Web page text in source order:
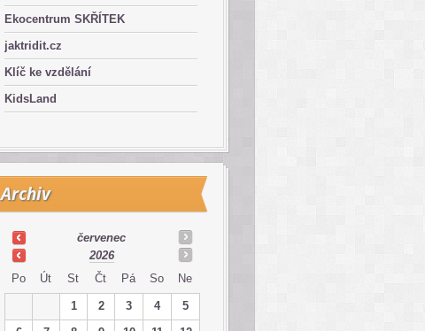
Ekocentrum SKŘÍTEK
jaktridit.cz
Klíč ke vzdělání
KidsLand
Archiv
červenec
2026
Po
Út St Čt Pá So Ne
1 2 3 4
5